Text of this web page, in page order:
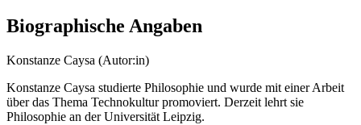
Biographische Angaben
Konstanze Caysa (Autor:in)
Konstanze Caysa studierte Philosophie und wurde mit einer Arbeit
über das Thema Technokultur promoviert. Derzeit lehrt sie
Philosophie an der Universität Leipzig.